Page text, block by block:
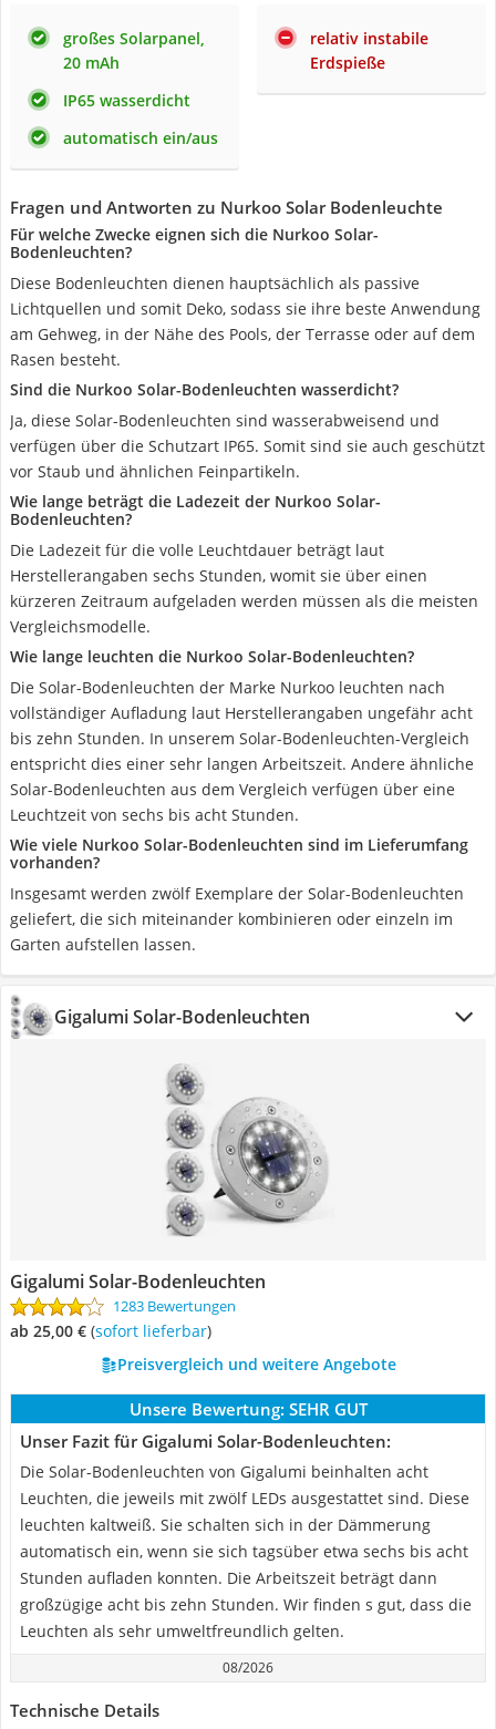
großes Solarpanel,
20 mAh
IP65 wasserdicht
automatisch ein/aus
relativ instabile
Erdspieße
Fragen und Antworten zu Nurkoo Solar Bodenleuchte
Für welche Zwecke eignen sich die Nurkoo Solar-
Bodenleuchten?
Diese Bodenleuchten dienen hauptsächlich als passive
Lichtquellen und somit Deko, sodass sie ihre beste Anwendung
am Gehweg, in der Nähe des Pools, der Terrasse oder auf dem
Rasen besteht.
Sind die Nurkoo Solar-Bodenleuchten wasserdicht?
Ja, diese Solar-Bodenleuchten sind wasserabweisend und
verfügen über die Schutzart IP65. Somit sind sie auch geschützt
vor Staub und ähnlichen Feinpartikeln.
Wie lange beträgt die Ladezeit der Nurkoo Solar-
Bodenleuchten?
Die Ladezeit für die volle Leuchtdauer beträgt laut
Herstellerangaben sechs Stunden, womit sie über einen
kürzeren Zeitraum aufgeladen werden müssen als die meisten
Vergleichsmodelle.
Wie lange leuchten die Nurkoo Solar-Bodenleuchten?
Die Solar-Bodenleuchten der Marke Nurkoo leuchten nach
vollständiger Aufladung laut Herstellerangaben ungefähr acht
bis zehn Stunden. In unserem Solar-Bodenleuchten-Vergleich
entspricht dies einer sehr langen Arbeitszeit. Andere ähnliche
Solar-Bodenleuchten aus dem Vergleich verfügen über eine
Leuchtzeit von sechs bis acht Stunden.
Wie viele Nurkoo Solar-Bodenleuchten sind im Lieferumfang
vorhanden?
Insgesamt werden zwölf Exemplare der Solar-Bodenleuchten
geliefert, die sich miteinander kombinieren oder einzeln im
Garten aufstellen lassen.
Gigalumi Solar-Bodenleuchten
Gigalumi Solar-Bodenleuchten
1283 Bewertungen
ab 25,00 € ( Sofort lieferbar)
Preisvergleich und weitere Angebote
Unsere Bewertung: SEHR GUT
Unser Fazit für Gigalumi Solar-Bodenleuchten:
Die Solar-Bodenleuchten von Gigalumi beinhalten acht
Leuchten, die jeweils mit zwölf LEDs ausgestattet sind. Diese
leuchten kaltweiß. Sie schalten sich in der Dämmerung
automatisch ein, wenn sie sich tagsüber etwa sechs bis acht
Stunden aufladen konnten. Die Arbeitszeit beträgt dann
großzügige acht bis zehn Stunden. Wir finden s gut, dass die
Leuchten als sehr umweltfreundlich gelten.
08/2026
Technische Details